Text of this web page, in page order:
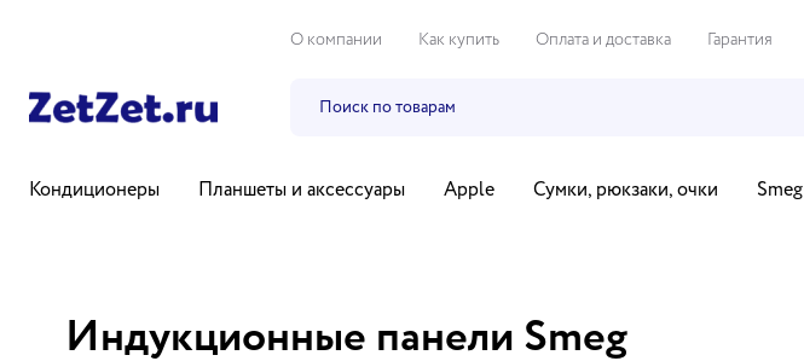
О компании Как купить Оплата и доставка Гарантия
Кондиционеры Планшеты и аксессуары Apple Сумки, рюкзаки, очки Smeg
Индукционные панели Smeg